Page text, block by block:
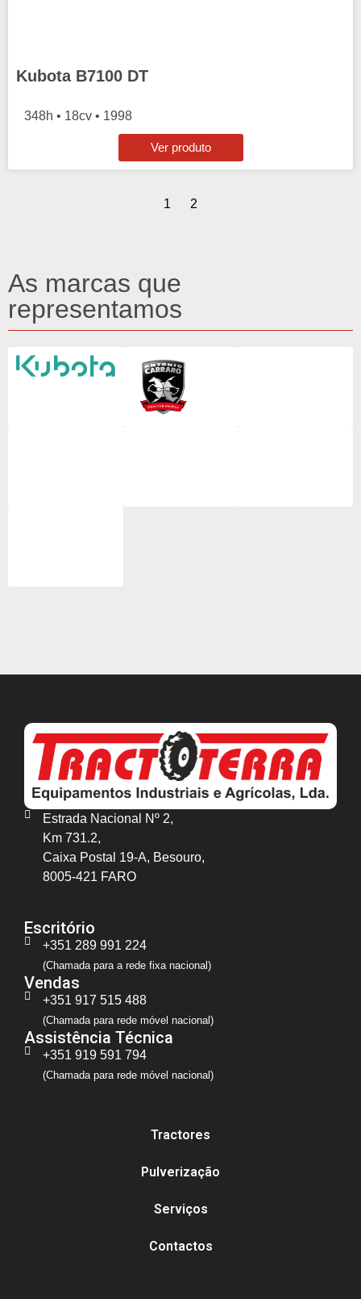
Kubota B7100 DT
348h • 18cv • 1998
Ver produto
1 2
As marcas que
representamos
Estrada Nacional Nº 2,
Km 731.2,
Caixa Postal 19-A, Besouro,
8005-421 FARO
Escritório
+351 289 991 224
(Chamada para a rede fixa nacional)
Vendas
+351 917 515 488
(Chamada para rede móvel nacional)
Assistência Técnica
+351 919 591 794
(Chamada para rede móvel nacional)
Tractores
Pulverização
Serviços
Contactos